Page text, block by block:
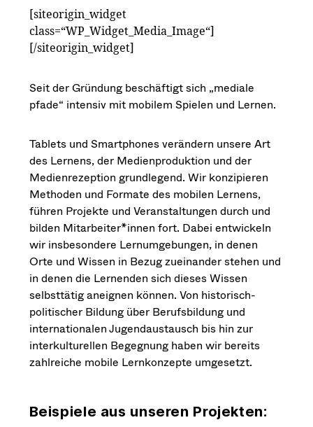
[siteorigin_widget
class=“WP_Widget_Media_Image“]
[/siteorigin_widget]
Seit der Gründung beschäftigt sich „mediale
pfade“ intensiv mit mobilem Spielen und Lernen.
Tablets und Smartphones verändern unsere Art
des Lernens, der Medienproduktion und der
Medienrezeption grundlegend. Wir konzipieren
Methoden und Formate des mobilen Lernens,
führen Projekte und Veranstaltungen durch und
bilden Mitarbeiter*innen fort. Dabei entwickeln
wir insbesondere Lernumgebungen, in denen
Orte und Wissen in Bezug zueinander stehen und
in denen die Lernenden sich dieses Wissen
selbsttätig aneignen können. Von historisch-
politischer Bildung über Berufsbildung und
internationalen Jugendaustausch bis hin zur
interkulturellen Begegnung haben wir bereits
zahlreiche mobile Lernkonzepte umgesetzt.
Beispiele aus unseren Projekten: